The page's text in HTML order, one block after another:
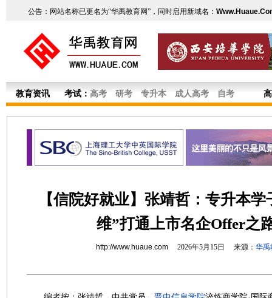
公告：网站名称已更名为“华禹教育网”，同时启用新域名：
教育资讯 考试： 高考 研考 专升本 成人高考 自考
【信院好就业】张靖哲：专升本
维”打通上市名企Offer之
http://www.huaue.com2026年5月15日 来源： 华禹